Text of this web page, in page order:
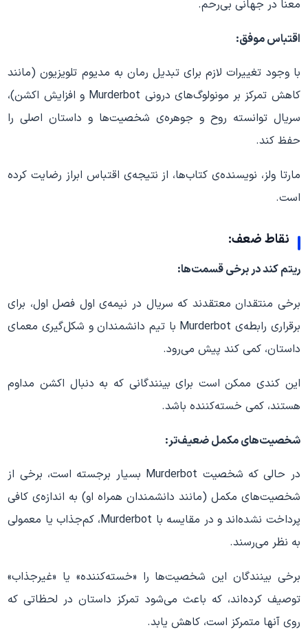
معنا در جهانی بی‌رحم.
اقتباس موفق:
با وجود تغییرات لازم برای تبدیل رمان به مدیوم تلویزیون (مانند
کاهش تمرکز بر مونولوگ‌های درونی Murderbot و افزایش اکشن)،
سریال توانسته روح و جوهره‌ی شخصیت‌ها و داستان اصلی را
حفظ کند.
مارتا ولز، نویسنده‌ی کتاب‌ها، از نتیجه‌ی اقتباس ابراز رضایت کرده
است.
نقاط ضعف:
ریتم کند در برخی قسمت‌ها:
برخی منتقدان معتقدند که سریال در نیمه‌ی اول فصل اول، برای
برقراری رابطه‌ی Murderbot با تیم دانشمندان و شکل‌گیری معمای
داستان، کمی کند پیش می‌رود.
این کندی ممکن است برای بینندگانی که به دنبال اکشن مداوم
هستند، کمی خسته‌کننده باشد.
شخصیت‌های مکمل ضعیف‌تر:
در حالی که شخصیت Murderbot بسیار برجسته است، برخی از
شخصیت‌های مکمل (مانند دانشمندان همراه او) به اندازه‌ی کافی
پرداخت نشده‌اند و در مقایسه با Murderbot، کم‌جذاب یا معمولی
به نظر می‌رسند.
برخی بینندگان این شخصیت‌ها را «خسته‌کننده» یا «غیرجذاب»
توصیف کرده‌اند، که باعث می‌شود تمرکز داستان در لحظاتی که
روی آنها متمرکز است، کاهش یابد.